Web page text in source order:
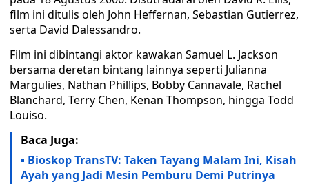
film ini ditulis oleh John Heffernan, Sebastian Gutierrez,
serta David Dalessandro.
Film ini dibintangi aktor kawakan Samuel L. Jackson
bersama deretan bintang lainnya seperti Julianna
Margulies, Nathan Phillips, Bobby Cannavale, Rachel
Blanchard, Terry Chen, Kenan Thompson, hingga Todd
Louiso.
Baca Juga:
Bioskop TransTV: Taken Tayang Malam Ini, Kisah
Ayah yang Jadi Mesin Pemburu Demi Putrinya